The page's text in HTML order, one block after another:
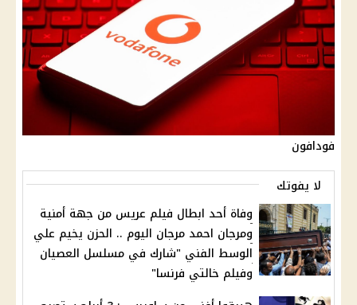
فودافون
لا يفوتك
وفاة أحد ابطال فيلم عريس من جهة أمنية
ومرجان احمد مرجان اليوم .. الحزن يخيم علي
الوسط الفني "شارك في مسلسل العصيان
وفيلم خالتي فرنسا"